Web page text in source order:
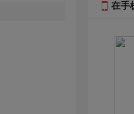
在手